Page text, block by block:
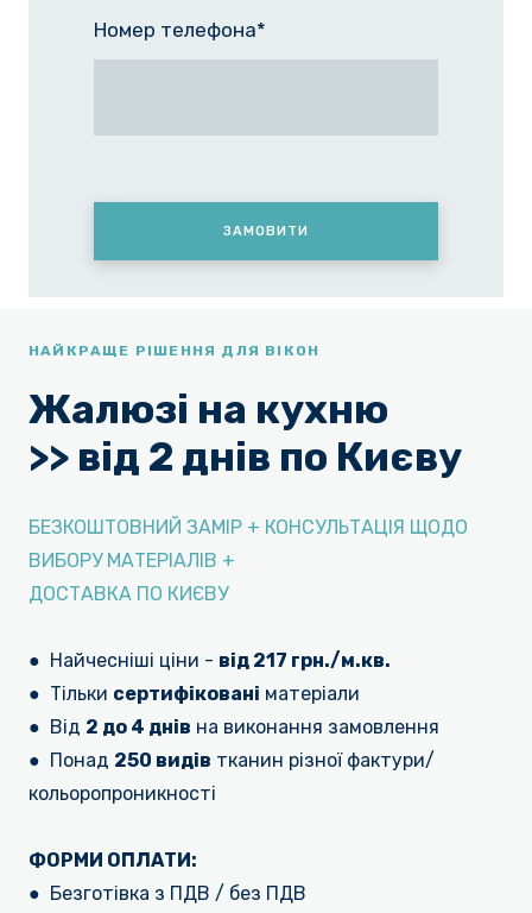
Номер телефона*
ЗАМОВИТИ
НАЙКРАЩЕ РІШЕННЯ ДЛЯ ВІКОН
Жалюзі на кухню
>> від 2 днів по Києву
БЕЗКОШТОВНИЙ ЗАМІР + КОНСУЛЬТАЦІЯ ЩОДО
ВИБОРУ МАТЕРІАЛІВ +
ДОСТАВКА ПО КИЄВУ
● Найчесніші ціни - від 217 грн./м.кв.
● Тільки сертифіковані матеріали
● Від 2 до 4 днів на виконання замовлення
● Понад 250 видів тканин різної фактури/
кольоропроникності
ФОРМИ ОПЛАТИ:
● Безготівка з ПДВ / без ПДВ